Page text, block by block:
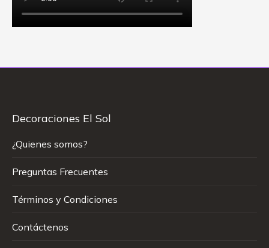
Decoraciones El Sol
¿Quienes somos?
Preguntas Frecuentes
Términos y Condiciones
Contáctenos